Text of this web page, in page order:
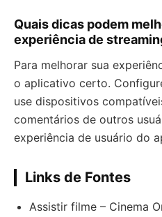
Quais dicas podem
experiência de
Para melhorar sua
o aplicativo certo.
use dispositivos
comentários de outros
experiência de usuário do
Links de Fontes
Assistir filme – Cinema